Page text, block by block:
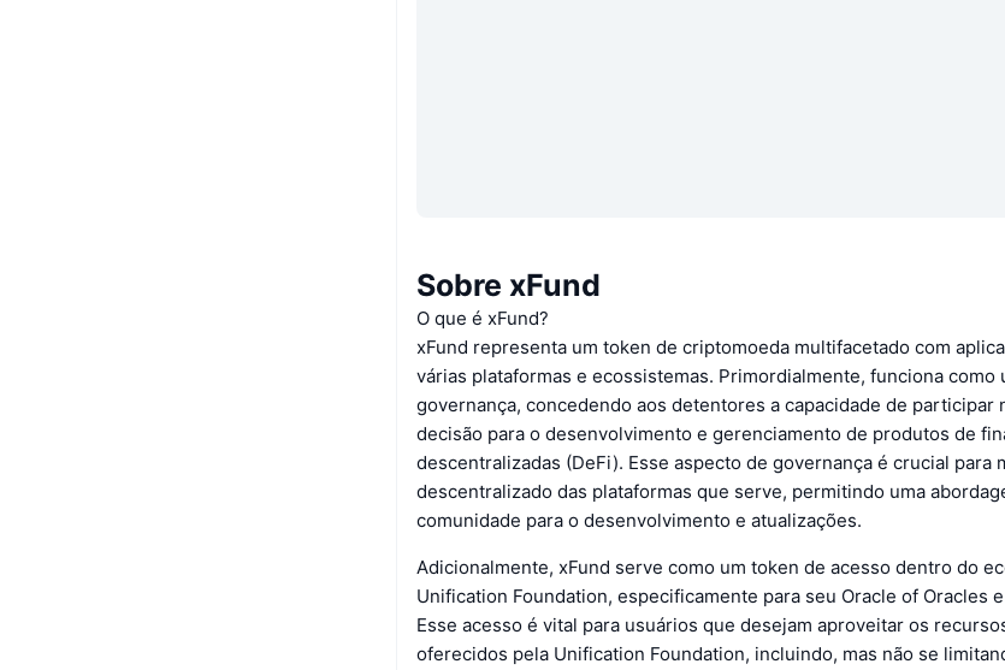
Sobre xFund
O que é xFund?
xFund representa um token de criptomoeda multifacetado com
várias plataformas e ecossistemas. Primordialmente, funciona como
governança, concedendo aos detentores a capacidade de participar
decisão para o desenvolvimento e gerenciamento de produtos de
descentralizadas (DeFi). Esse aspecto de governança é crucial para
descentralizado das plataformas que serve, permitindo uma
comunidade para o desenvolvimento e atualizações.
Adicionalmente, xFund serve como um token de acesso dentro do
Unification Foundation, especificamente para seu Oracle of Oracles
Esse acesso é vital para usuários que desejam aproveitar os
oferecidos pela Unification Foundation, incluindo, mas não se